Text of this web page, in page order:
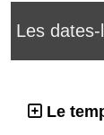
Les
Le